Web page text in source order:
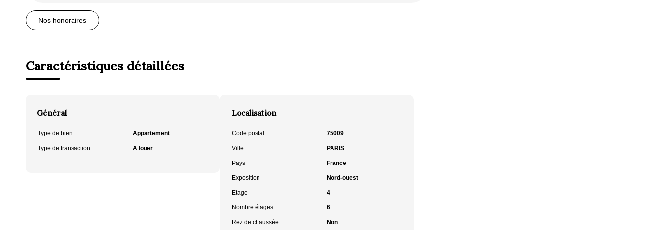
Nos honoraires
Caractéristiques détaillées
Général
Type de bien Appartement
Type de transaction A louer
Localisation
Code postal 75009
Ville PARIS
Pays France
Exposition Nord-ouest
Etage 4
Nombre étages 6
Rez de chaussée Non